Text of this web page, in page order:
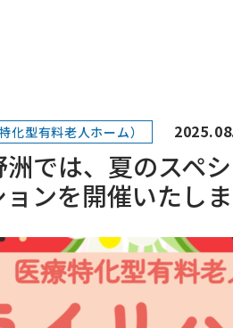
化型有料老人ホーム）
では、夏のスペ
ンを開催いたしま